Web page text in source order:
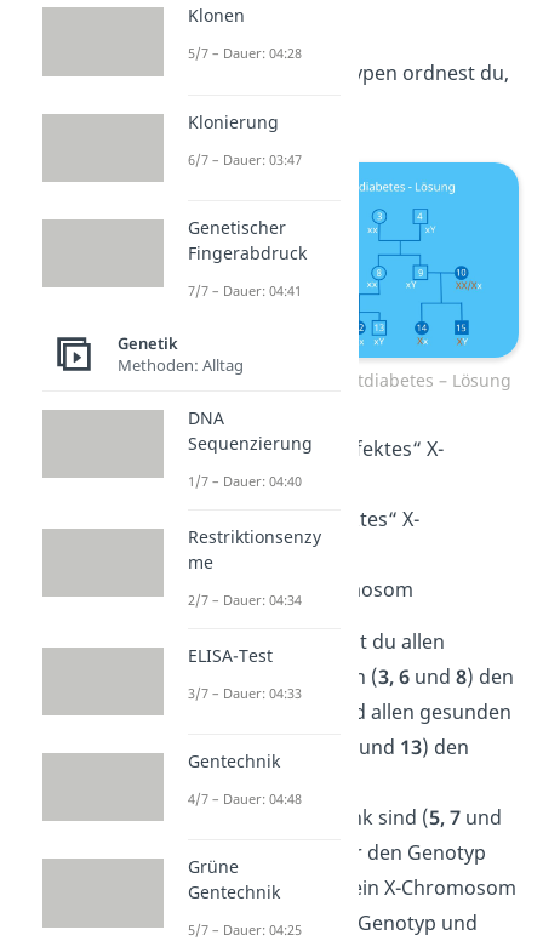
dominant).
: Die Genotypen ordnest du,
Stammbaum Phosphatdiabetes – Lösung
= dominantes, „defektes“ X-
Chromosom
x = rezessives, „intaktes“ X-
Chromosom
Y = intaktes Y-Chromosom
Zunächst ordnest du allen
gesunden Frauen (3, 6 und8) den
) und allen gesunden
und 13) den
Männer, die krank sind (5, 7 und
) haben immer den Genotyp
(XY). Da sie nur ein X-Chromosom
haben, sind hier Genotyp und
Klonen
5/7 – Dauer: 04:28
Klonierung
6/7 – Dauer: 03:47
Genetischer
Fingerabdruck
7/7 – Dauer: 04:41
Genetik
Methoden: Alltag
DNA
Sequenzierung
1/7 – Dauer: 04:40
Restriktionsenzy
me
2/7 – Dauer: 04:34
ELISA-Test
3/7 – Dauer: 04:33
Gentechnik
4/7 – Dauer: 04:48
Grüne
Gentechnik
5/7 – Dauer: 04:25